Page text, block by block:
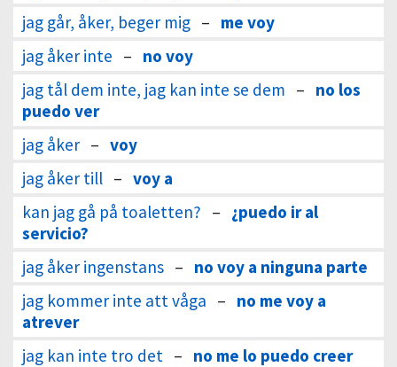
jag går, åker, beger mig – me voy
jag åker inte – no voy
jag tål dem inte, jag kan inte se dem – no los
puedo ver
jag åker – voy
jag åker till – voy a
kan jag gå på toaletten? – ¿puedo ir al
servicio?
jag åker ingenstans – no voy a ninguna parte
jag kommer inte att våga – no me voy a
atrever
jag kan inte tro det – no me lo puedo creer